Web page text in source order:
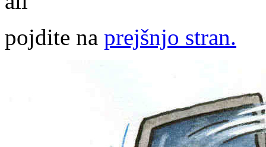
pojdite na prejšnjo stran.